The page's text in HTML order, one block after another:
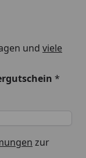
und viele
*
zur